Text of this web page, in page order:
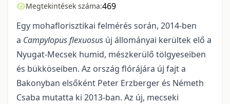
Megtekintések száma:469
Egy mohaflorisztikai felmérés során, 2014-ben
a Campylopus flexuosus új állományai kerültek elő a
Nyugat-Mecsek humid, mészkerülő tölgyeseiben
és bükköseiben. Az ország flórájára új fajt a
Bakonyban elsőként Peter Erzberger és Németh
Csaba mutatta ki 2013-ban. Az új, mecseki